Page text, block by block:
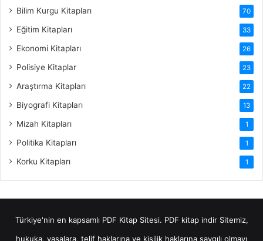
Bilim Kurgu Kitapları 70
Eğitim Kitapları 33
Ekonomi Kitapları 26
Polisiye Kitaplar 23
Araştırma Kitapları 22
Biyografi Kitapları 13
Mizah Kitapları 1
Politika Kitapları 1
Korku Kitapları 1
Türkiye'nin en kapsamlı PDF Kitap Sitesi. PDF kitap indirSitemiz,
hukuka, yasalara, telif haklarına ve kişilik haklarına saygılı olmayı